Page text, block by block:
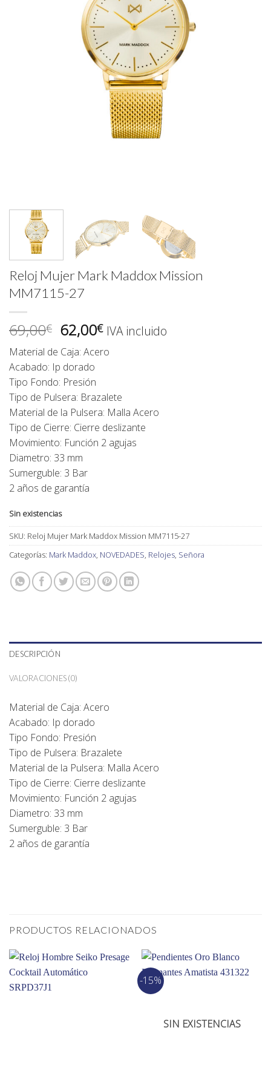
Reloj Mujer Mark Maddox Mission
MM7115-27
69,00€ El
precio
original
era:
69,00€.
62,00€El
actual
IVA incluido
Material de Caja: Acero
Acabado: Ip dorado
Tipo Fondo: Presión
Tipo de Pulsera: Brazalete
Material de la Pulsera: Malla Acero
Tipo de Cierre: Cierre deslizante
Movimiento: Función 2 agujas
Diametro: 33 mm
Sumerguble: 3 Bar
2 años de garantía
Sin existencias
SKU: Reloj Mujer Mark Maddox Mission MM7115-27
Categorías: Mark Maddox, NOVEDADES, Relojes, Señora
DESCRIPCIÓN
VALORACIONES (0)
Material de Caja: Acero
Acabado: Ip dorado
Tipo Fondo: Presión
Tipo de Pulsera: Brazalete
Material de la Pulsera: Malla Acero
Tipo de Cierre: Cierre deslizante
Movimiento: Función 2 agujas
Diametro: 33 mm
Sumerguble: 3 Bar
2 años de garantía
PRODUCTOS RELACIONADOS
-15%
SIN EXISTENCIAS